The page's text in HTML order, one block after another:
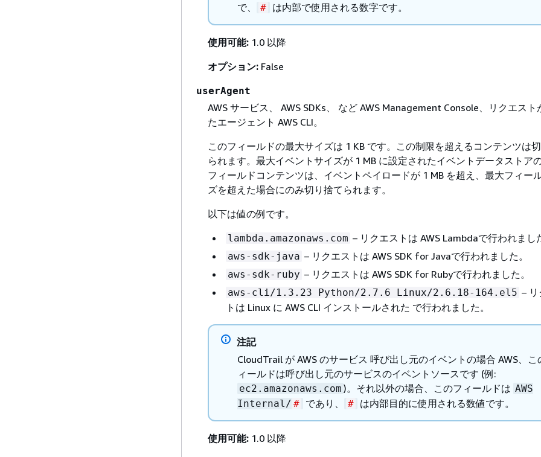
で、 # は内部で使用される数字です。
使用可能:1.0 以降
オプション:False
userAgent
AWS サービス、 AWS SDKs、 など AWS Management Console、リクエスト
たエージェント AWS CLI。
このフィールドの最大サイズは 1 KB です。この制限を超えるコンテンツは
られます。最大イベントサイズが 1 MB に設定されたイベントデータストアの
フィールドコンテンツは、イベントペイロードが 1 MB を超え、最大フィー
ズを超えた場合にのみ切り捨てられます。
以下は値の例です。
lambda.amazonaws.com – リクエストは AWS Lambdaで行われまし
aws-sdk-java – リクエストは AWS SDK for Javaで行われました。
aws-sdk-ruby – リクエストは AWS SDK for Rubyで行われました。
aws-cli/1.3.23 Python/2.7.6 Linux/2.6.18-164.el5 – リ
トは Linux に AWS CLI インストールされた で行われました。
注記
CloudTrail が AWS のサービス 呼び出し元のイベントの場合 AWS、こ
ィールドは呼び出し元のサービスのイベントソースです (例:
ec2.amazonaws.com )。それ以外の場合、このフィールドは AWS
Internal/ # であり、 # は内部目的に使用される数値です。
使用可能:1.0 以降